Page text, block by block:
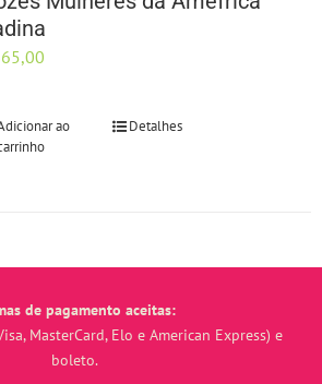
65,00
ao
Detalhes
de pagamento aceitas:
MasterCard, Elo e American Express) e
boleto.